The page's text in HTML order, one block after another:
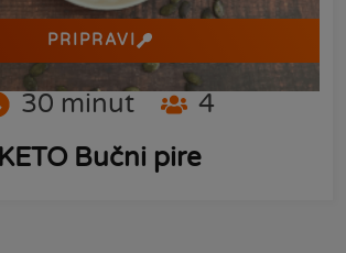
PRIPRAVI
30 minut
4
KETO Bučni pire